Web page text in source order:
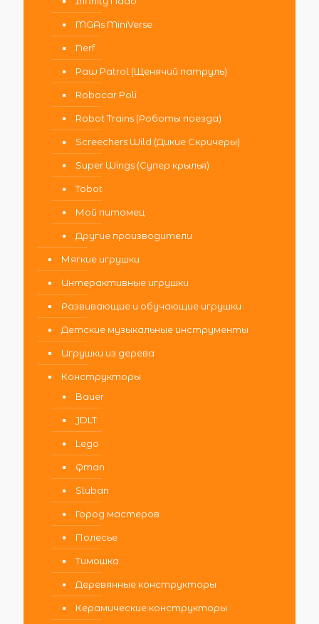
MGAs MiniVerse
Nerf
Paw Patrol (Щенячий патруль)
Robocar Poli
Robot Trains (Роботы поезда)
Screechers Wild (Дикие Скричеры)
Super Wings (Супер крылья)
Tobot
Мой питомец
Другие производители
Мягкие игрушки
Интерактивные игрушки
Развивающие и обучающие игрушки
Детские музыкальные инструменты
Игрушки из дерева
Конструкторы
Bauer
JDLT
Lego
Qman
Sluban
Город мастеров
Полесье
Тимошка
Деревянные конструкторы
Керамические конструкторы